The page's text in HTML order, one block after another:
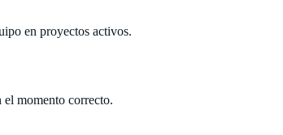
en proyectos activos.
el momento correcto.